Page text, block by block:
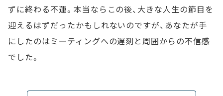
ずに終わる不運。本当ならこの後、大きな人生の節目を
迎えるはずだったかもしれないのですが、あなたが手
にしたのはミーティングへの遅刻と周囲からの不信感
でした。